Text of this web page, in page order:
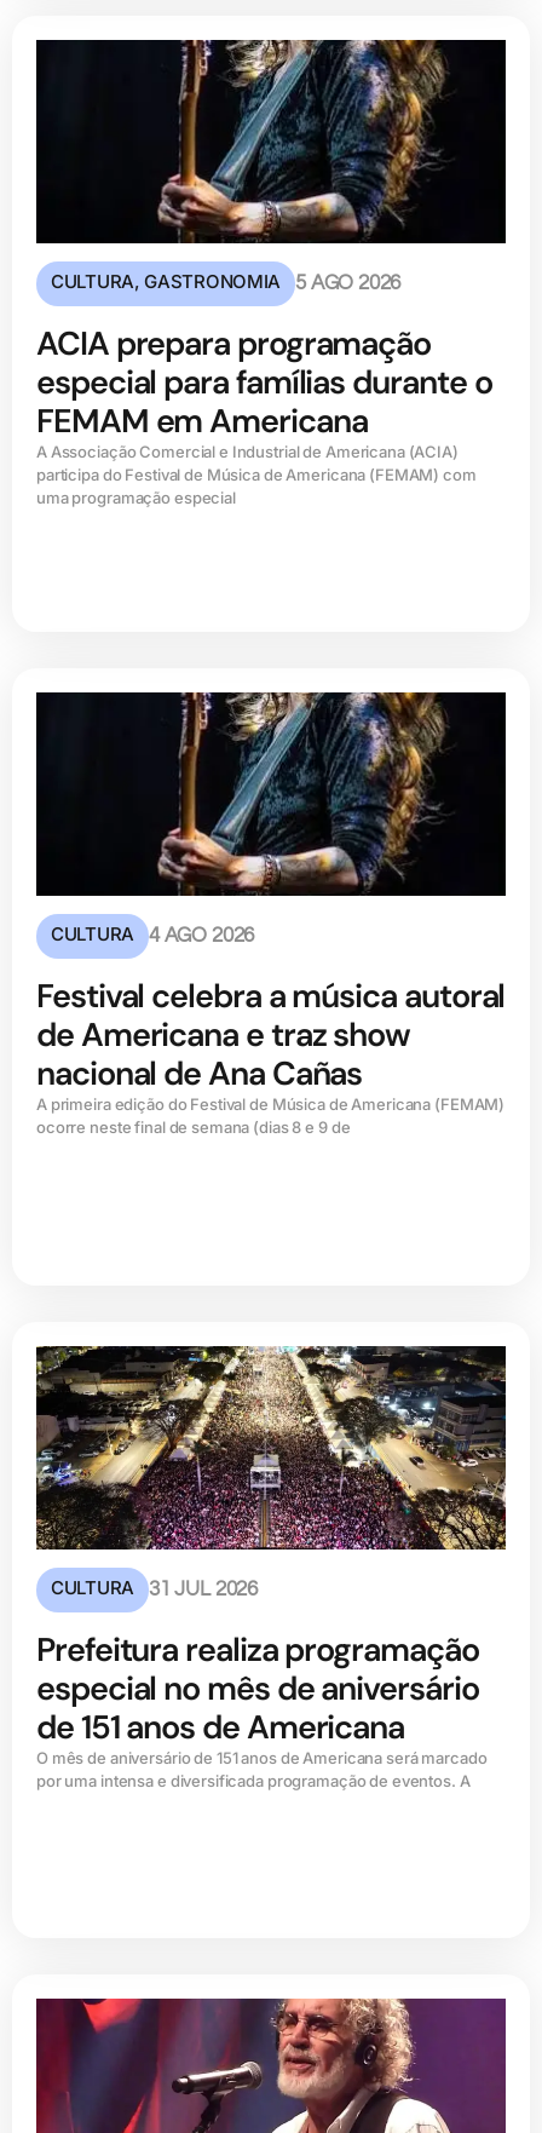
CULTURA,GASTRONOMIA 5 AGO 2026
ACIA prepara programação
especial para famílias durante o
FEMAM em Americana
A Associação Comercial e Industrial de Americana (ACIA)
participa do Festival de Música de Americana (FEMAM) com
uma programação especial
CULTURA 4 AGO 2026
Festival celebra a música autoral
de Americana e traz show
nacional de Ana Cañas
A primeira edição do Festival de Música de Americana (FEMAM)
ocorre neste final de semana (dias 8 e 9 de
CULTURA 31 JUL 2026
Prefeitura realiza programação
especial no mês de aniversário
de 151 anos de Americana
O mês de aniversário de 151 anos de Americana será marcado
por uma intensa e diversificada programação de eventos. A